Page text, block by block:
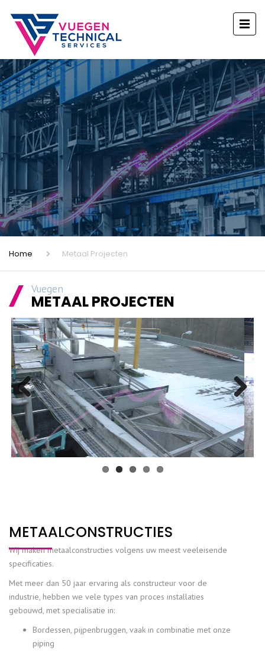
Home Metaal Projecten
Vuegen
METAAL PROJECTEN
Previous Next
METAALCONSTRUCTIES
Wij maken metaalconstructies volgens uw meest veeleisende
specificaties.
Met meer dan 50 jaar ervaring als constructeur voor de
industrie, hebben we vele types van proces installaties
gebouwd, met specialisatie in:
Bordessen, pijpenbruggen, vaak in combinatie met onze
piping